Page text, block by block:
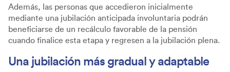
Además, las personas que accedieron inicialmente
mediante una jubilación anticipada involuntaria podrán
beneficiarse de un recálculo favorable de la pensión
cuando finalice esta etapa y regresen a la jubilación plena.
Una jubilación más gradual y adaptable